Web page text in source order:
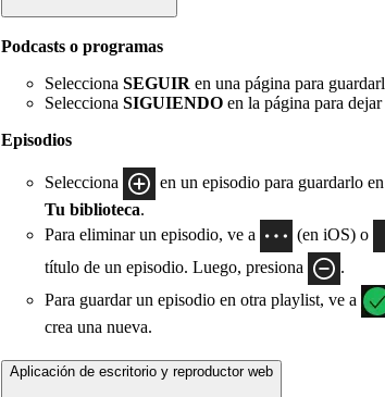
Podcasts o programas
Selecciona SEGUIR en una página para
Selecciona SIGUIENDO en la página para
Episodios
Selecciona en un episodio para guardarlo
Tu biblioteca.
Para eliminar un episodio, ve a
(en iOS) o
título de un episodio. Luego, presiona
.
Para guardar un episodio en otra playlist, ve a
crea una nueva.
Aplicación de escritorio y reproductor web